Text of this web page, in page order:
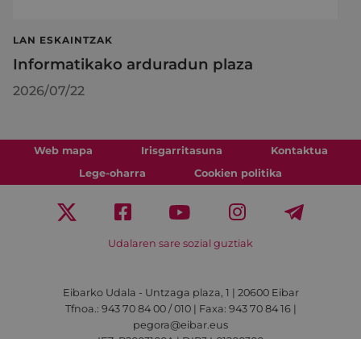
LAN ESKAINTZAK
Informatikako arduradun plaza
2026/07/22
Web mapa Irisgarritasuna
Kontaktua
Lege-oharra
Cookien politika
Udalaren sare sozial guztiak
Eibarko Udala - Untzaga plaza, 1 | 20600 Eibar
Tfnoa.: 943 70 84 00 / 010 | Faxa: 943 70 84 16 |
pegora@eibar.eus